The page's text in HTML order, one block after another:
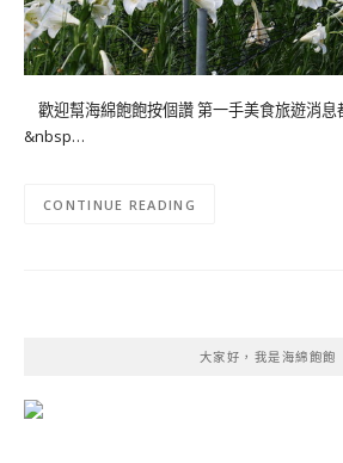
歡迎幫海綿飽飽按個讚 第一手美食旅遊消
&nbsp…
CONTINUE READING
大家好，我是海綿飽飽